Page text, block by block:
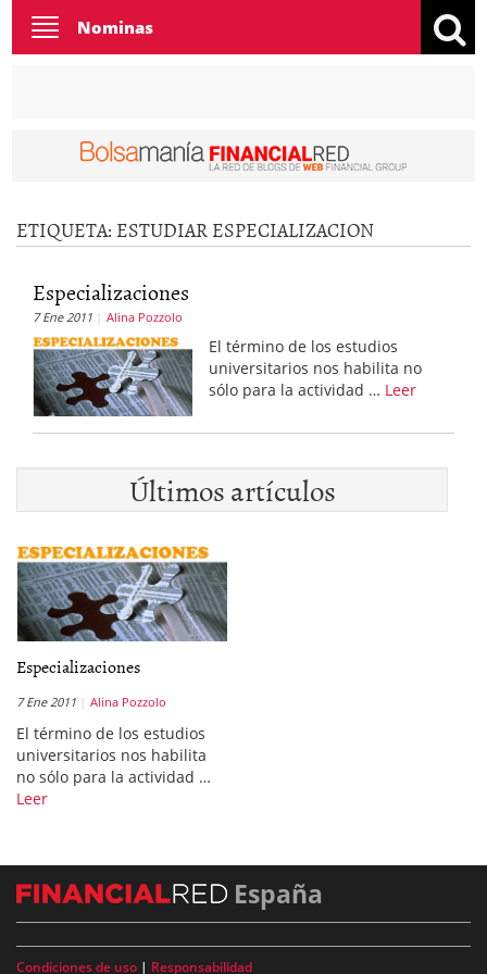
Toggle
navigation
Nominas
ETIQUETA: ESTUDIAR ESPECIALIZACION
Especializaciones
7 Ene 2011 Alina Pozzolo
El término de los estudios
universitarios nos habilita no
sólo para la actividad … Leer
Últimos artículos
Especializaciones
7 Ene 2011 Alina Pozzolo
El término de los estudios
universitarios nos habilita
no sólo para la actividad …
Leer
España
Condiciones de uso | Responsabilidad